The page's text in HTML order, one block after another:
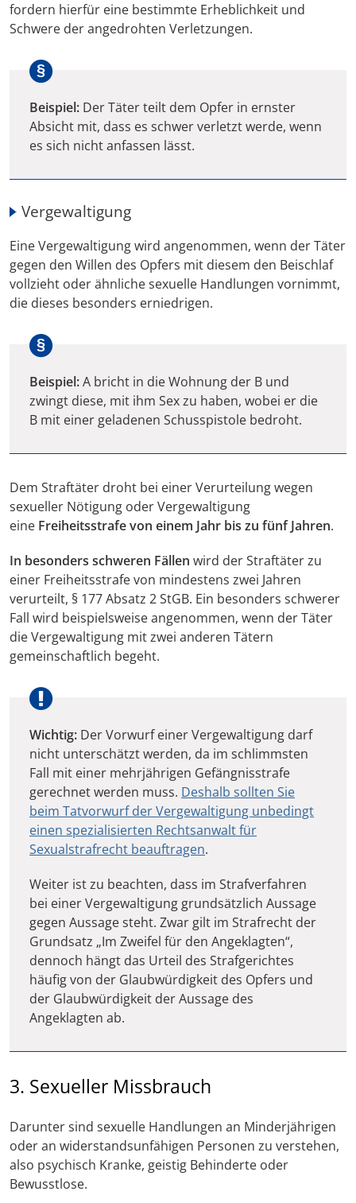
fordern hierfür eine bestimmte Erheblichkeit und
Schwere der angedrohten Verletzungen.
Beispiel: Der Täter teilt dem Opfer in ernster
Absicht mit, dass es schwer verletzt werde, wenn
es sich nicht anfassen lässt.
Vergewaltigung
Eine Vergewaltigung wird angenommen, wenn der Täter
gegen den Willen des Opfers mit diesem den Beischlaf
vollzieht oder ähnliche sexuelle Handlungen vornimmt,
die dieses besonders erniedrigen.
Beispiel:A bricht in die Wohnung der B und
zwingt diese, mit ihm Sex zu haben, wobei er die
B mit einer geladenen Schusspistole bedroht.
Dem Straftäter droht bei einer Verurteilung wegen
sexueller Nötigung oder Vergewaltigung
eine Freiheitsstrafe von einem Jahr bis zu fünf Jahren.
In besonders schweren Fällen wird der Straftäter zu
einer Freiheitsstrafe von mindestens zwei Jahren
verurteilt, § 177 Absatz 2 StGB. Ein besonders schwerer
Fall wird beispielsweise angenommen, wenn der Täter
die Vergewaltigung mit zwei anderen Tätern
gemeinschaftlich begeht.
Wichtig: Der Vorwurf einer Vergewaltigung darf
nicht unterschätzt werden, da im schlimmsten
Fall mit einer mehrjährigen Gefängnisstrafe
gerechnet werden muss. Deshalb sollten Sie
beim Tatvorwurf der Vergewaltigung unbedingt
einen spezialisierten Rechtsanwalt für
Sexualstrafrecht beauftragen.
Weiter ist zu beachten, dass im Strafverfahren
bei einer Vergewaltigung grundsätzlich Aussage
gegen Aussage steht. Zwar gilt im Strafrecht der
Grundsatz „Im Zweifel für den Angeklagten“,
dennoch hängt das Urteil des Strafgerichtes
häufig von der Glaubwürdigkeit des Opfers und
der Glaubwürdigkeit der Aussage des
Angeklagten ab.
3. Sexueller Missbrauch
Darunter sind sexuelle Handlungen an Minderjährigen
oder an widerstandsunfähigen Personen zu verstehen,
also psychisch Kranke, geistig Behinderte oder
Bewusstlose.